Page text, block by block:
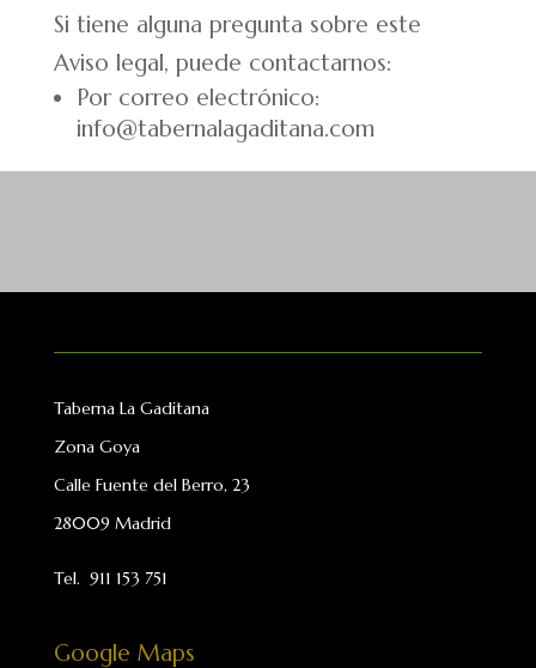
Si tiene alguna pregunta sobre este
Aviso legal, puede contactarnos:
Por correo electrónico:
info@tabernalagaditana.com
Taberna La Gaditana
Zona Goya
Calle Fuente del Berro, 23
28009 Madrid
Tel. 911 153 751
Google Maps